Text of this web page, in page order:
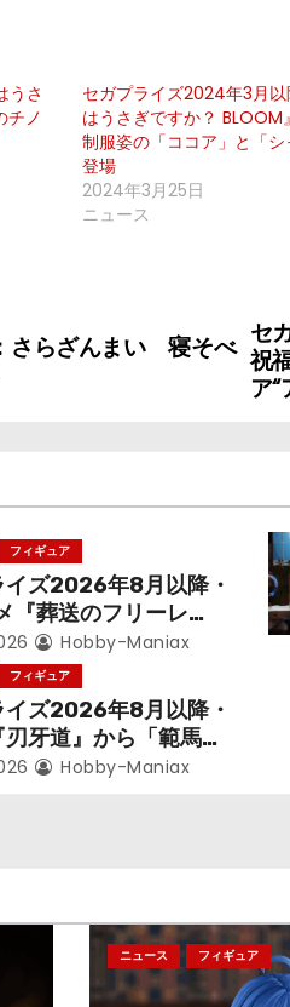
うさ
チノ
セガプライズ2024年3月
はうさぎですか？ BLOOM
制服姿の「ココア」と「
登場
2024年3月25日
ニュース
セ
祝
ア
さらざんまい 寝そべ
フィギュア
イズ2026年8月以降・
『葬送のフリーレ
300年働くことにな
た「フリーレン」を
Hobby-Maniax
フィギュア
イズ2026年8月以降・
牙道』から「範馬勇
登場ッッ!!Hobby-Maniax
ニュース フィギュア